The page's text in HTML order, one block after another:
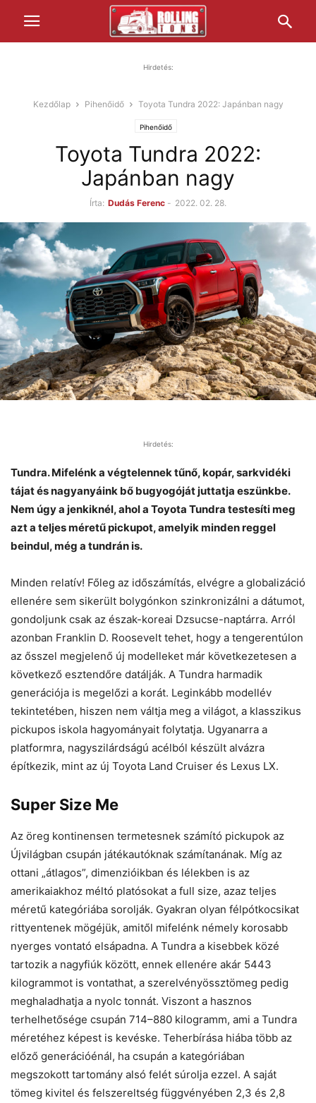
Hirdetés:
Kezdőlap Pihenőidő Toyota Tundra 2022: Japánban nagy
Pihenőidő
Toyota Tundra 2022:
Japánban nagy
Írta: Dudás Ferenc - 2022. 02. 28.
Hirdetés:
Tundra. Mifelénk a végtelennek tűnő, kopár, sarkvidéki
tájat és nagyanyáink bő bugyogóját juttatja eszünkbe.
Nem úgy a jenkiknél, ahol a Toyota Tundra testesíti meg
azt a teljes méretű pickupot, amelyik minden reggel
beindul, még a tundrán is.
Minden relatív! Főleg az időszámítás, elvégre a globalizáció
ellenére sem sikerült bolygónkon szinkronizálni a dátumot,
gondoljunk csak az észak-koreai Dzsucse-naptárra. Arról
azonban Franklin D. Roosevelt tehet, hogy a tengerentúlon
az ősszel megjelenő új modelleket már következetesen a
következő esztendőre datálják. A Tundra harmadik
generációja is megelőzi a korát. Leginkább modellév
tekintetében, hiszen nem váltja meg a világot, a klasszikus
pickupos iskola hagyományait folytatja. Ugyanarra a
platformra, nagyszilárdságú acélból készült alvázra
építkezik, mint az új Toyota Land Cruiser és Lexus LX.
Super Size Me
Az öreg kontinensen termetesnek számító pickupok az
Újvilágban csupán játékautóknak számítanának. Míg az
ottani „átlagos”, dimenzióikban és lélekben is az
amerikaiakhoz méltó platósokat a full size, azaz teljes
méretű kategóriába sorolják. Gyakran olyan félpótkocsikat
rittyentenek mögéjük, amitől mifelénk némely korosabb
nyerges vontató elsápadna. A Tundra a kisebbek közé
tartozik a nagyfiúk között, ennek ellenére akár 5443
kilogrammot is vontathat, a szerelvényössztömeg pedig
meghaladhatja a nyolc tonnát. Viszont a hasznos
terhelhetősége csupán 714–880 kilogramm, ami a Tundra
méretéhez képest is kevéske. Teherbírása hiába több az
előző generációénál, ha csupán a kategóriában
megszokott tartomány alsó felét súrolja ezzel. A saját
tömeg kivitel és felszereltség függvényében 2,3 és 2,8